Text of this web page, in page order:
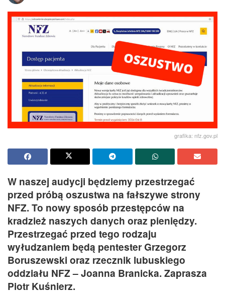
grafika: nfz.gov.pl
W naszej audycji będziemy przestrzegać
przed próbą oszustwa na fałszywe strony
NFZ. To nowy sposób przestępców na
kradzież naszych danych oraz pieniędzy.
Przestrzegać przed tego rodzaju
wyłudzaniem będą pentester Grzegorz
Boruszewski oraz rzecznik lubuskiego
oddziału NFZ – Joanna Branicka. Zaprasza
Piotr Kuśnierz.